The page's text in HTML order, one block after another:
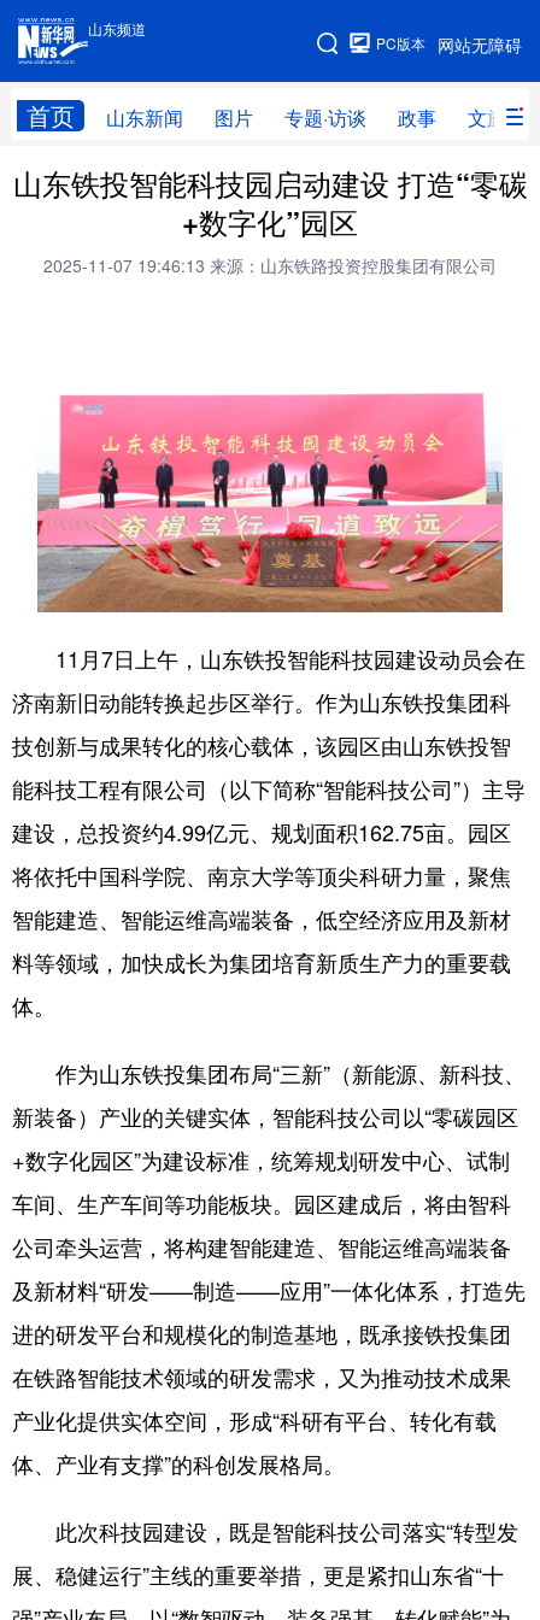
山东频道
网站无障碍
PC版本
首页 山东新闻 图片 专题·访谈 政事 文旅
手机版
网站地图
学习进行时 高层 时政 人事
财经 网评
思客智库 全球连线 教育
中央文件 金融
食品 人居 信息化 乡村振兴
溯源中国 城市 旅游 能源
会展 彩票 娱乐 时尚
亚太网 上市公司 投教基地
地方频道
首页 山东新闻 图片 专题·访谈
政事 文旅 社会民生 山东产经
文娱 融媒秀 地市 科教
多语种频道
English Español Français عربى
Deutsch Português
山东铁投智能科技园启动建设 打造“零碳
+数字化”园区
2025-11-07 19:46:13 来源：山东铁路投资控股集团有限公司
11月7日上午，山东铁投智能科技园建设动员会在
济南新旧动能转换起步区举行。作为山东铁投集团科
技创新与成果转化的核心载体，该园区由山东铁投智
能科技工程有限公司（以下简称“智能科技公司”）主导
建设，总投资约4.99亿元、规划面积162.75亩。园区
将依托中国科学院、南京大学等顶尖科研力量，聚焦
智能建造、智能运维高端装备，低空经济应用及新材
料等领域，加快成长为集团培育新质生产力的重要载
体。
作为山东铁投集团布局“三新”（新能源、新科技、
新装备）产业的关键实体，智能科技公司以“零碳园区
+数字化园区”为建设标准，统筹规划研发中心、试制
车间、生产车间等功能板块。园区建成后，将由智科
公司牵头运营，将构建智能建造、智能运维高端装备
及新材料“研发——制造——应用”一体化体系，打造先
进的研发平台和规模化的制造基地，既承接铁投集团
在铁路智能技术领域的研发需求，又为推动技术成果
产业化提供实体空间，形成“科研有平台、转化有载
体、产业有支撑”的科创发展格局。
此次科技园建设，既是智能科技公司落实“转型发
展、稳健运行”主线的重要举措，更是紧扣山东省“十